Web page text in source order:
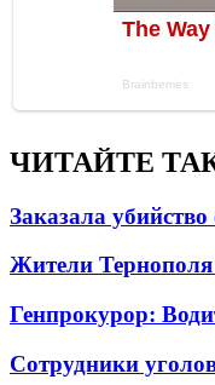
ЧИТАЙТЕ
Заказала
Жители Тернополя
Генпрокурор:
Сотрудники